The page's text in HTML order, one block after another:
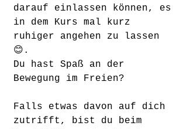
darauf einlassen können, es
in dem Kurs mal kurz
ruhiger angehen zu lassen
😊.
Du hast Spaß an der
Bewegung im Freien?
Falls etwas davon auf dich
zutrifft, bist du beim